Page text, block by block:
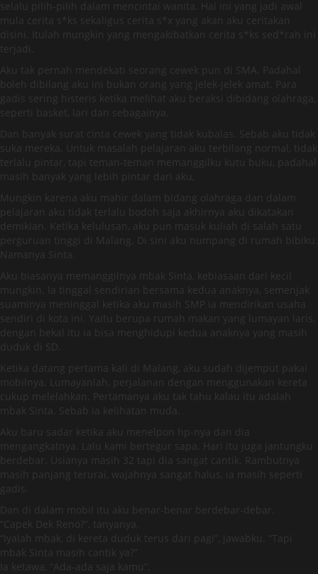
selalu pilih-pilih dalam mencintai wanita. Hal ini yang jadi awal
mula cerita s*ks sekaligus cerita s*x yang akan aku ceritakan
disini. Itulah mungkin yang mengakibatkan cerita s*ks sed*rah ini
terjadi.
Aku tak pernah mendekati seorang cewek pun di SMA. Padahal
boleh dibilang aku ini bukan orang yang jelek-jelek amat. Para
gadis sering histeris ketika melihat aku beraksi dibidang olahraga,
seperti basket, lari dan sebagainya.
Dan banyak surat cinta cewek yang tidak kubalas. Sebab aku tidak
suka mereka. Untuk masalah pelajaran aku terbilang normal, tidak
terlalu pintar, tapi teman-teman memanggilku kutu buku, padahal
masih banyak yang lebih pintar dari aku,
Mungkin karena aku mahir dalam bidang olahraga dan dalam
pelajaran aku tidak terlalu bodoh saja akhirnya aku dikatakan
demikian. Ketika kelulusan, aku pun masuk kuliah di salah satu
perguruan tinggi di Malang. Di sini aku numpang di rumah bibiku.
Namanya Sinta.
Aku biasanya memanggilnya mbak Sinta, kebiasaan dari kecil
mungkin. Ia tinggal sendirian bersama kedua anaknya, semenjak
suaminya meninggal ketika aku masih SMP ia mendirikan usaha
sendiri di kota ini. Yaitu berupa rumah makan yang lumayan laris,
dengan bekal itu ia bisa menghidupi kedua anaknya yang masih
duduk di SD.
Ketika datang pertama kali di Malang, aku sudah dijemput pakai
mobilnya. Lumayanlah, perjalanan dengan menggunakan kereta
cukup melelahkan. Pertamanya aku tak tahu kalau itu adalah
mbak Sinta. Sebab ia kelihatan muda.
Aku baru sadar ketika aku menelpon hp-nya dan dia
mengangkatnya. Lalu kami bertegur sapa. Hari itu juga jantungku
berdebar. Usianya masih 32 tapi dia sangat cantik. Rambutnya
masih panjang terurai, wajahnya sangat halus, ia masih seperti
gadis.
Dan di dalam mobil itu aku benar-benar berdebar-debar.
“Capek Dek Reno?”, tanyanya.
“Iyalah mbak, di kereta duduk terus dari pagi”, jawabku. “Tapi
mbak Sinta masih cantik ya?”
Ia ketawa, “Ada-ada saja kamu”.